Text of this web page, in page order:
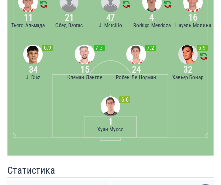
6.6
1
Хуан Муссо
6.9
34
J. Diaz
7.3
15
Клеман Лангле
7.2
24
Робен Ле Норман
6.9
32
Хавьер Бонар
11
Тьяго Альмада
21
Обед Варгас
47
J. Morcillo
4
Rodrigo Mendoza
16
Науэль Молина
Статистика